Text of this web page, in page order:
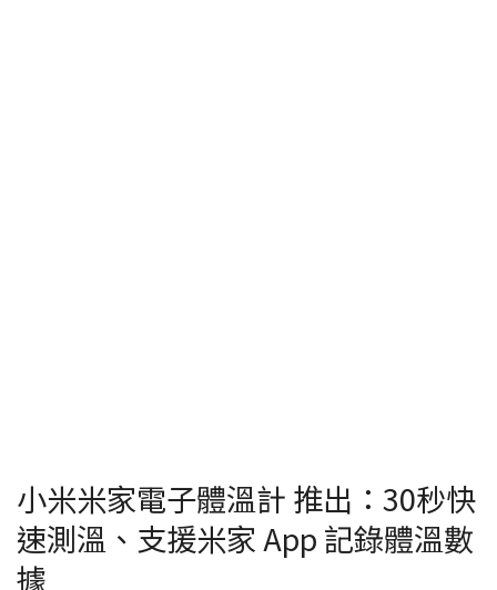
小米米家電子體溫計 推出：30秒快
速測溫、支援米家 App 記錄體溫數
據